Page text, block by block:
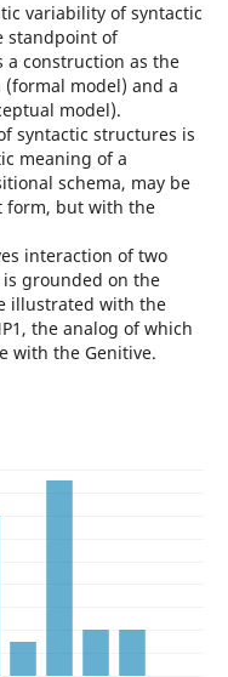
variability of syntactic
standpoint of
a construction as the
model) and a
model).
syntactic structures is
meaning of a
schema, may be
form, but with the
interaction of two
grounded on the
illustrated with the
the analog of which
with the Genitive.